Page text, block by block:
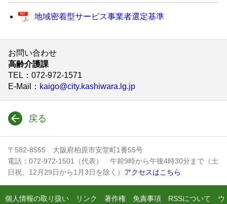
地域密着型サービス事業者選定基準
お問い合わせ
高齢介護課
TEL ：072-972-1571
E-Mail
： kaigo@city.kashiwara.lg.jp
戻る
〒582-8555 大阪府柏原市安堂町1番55号
電話：072-972-1501（代表） 午前9時から午後4時30分まで（土
日祝、12月29日から1月3日を除く） アクセスはこちら
個人情報の取り扱い リンク 著作権 免責事項 RSSについて
ウ